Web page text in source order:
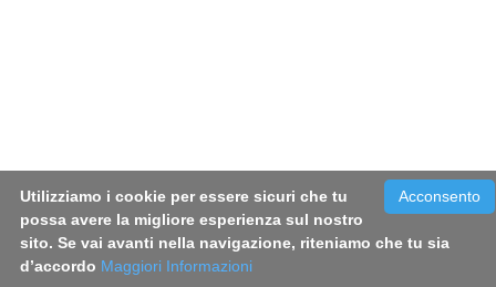
Acconsento
Utilizziamo i cookie per essere sicuri che tu
possa avere la migliore esperienza sul nostro
sito. Se vai avanti nella navigazione, riteniamo che tu sia
d’accordo Maggiori Informazioni